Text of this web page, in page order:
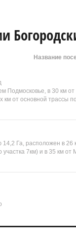
Название
Подмосковье, в 30 км
км от основной трассы
Га, расположен в
7км) и в 35 км